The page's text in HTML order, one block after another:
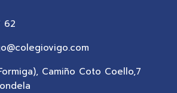
62
Camiño Coto Coello,7